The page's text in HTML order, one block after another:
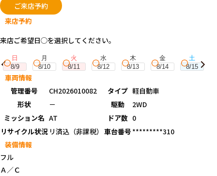
ご来店予約
来店予約
来店ご希望日◯を選択してください。
日
8/9
月
8/10
火
8/11
水
8/12
木
8/13
金
8/14
土
8/15
車両情報
管理番号
CH2026010082 タイプ 軽自動車
形状
－ 駆動
2WD
ミッション名 AT ドア数 0
リサイクル状況 リ済込（非課税） 車台番号 *********310
装備情報
フル
Ａ／Ｃ